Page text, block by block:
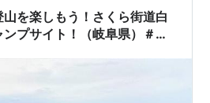
シを…
を楽しもう！さくら街道白
プサイト！（岐阜県）＃